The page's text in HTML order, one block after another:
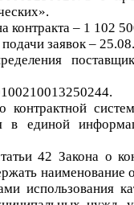
».
контракта – 1 102
заявок –
.
в единой
42 Закона о
наименование
использования